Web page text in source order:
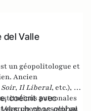
del Valle
un géopolitologue et
Ancien
, Il Liberal, etc.), il
patronales
chercheur associé au
coécrit avec